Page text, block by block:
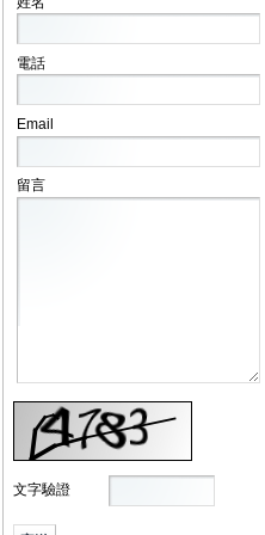
電話
Email
留言
文字驗證